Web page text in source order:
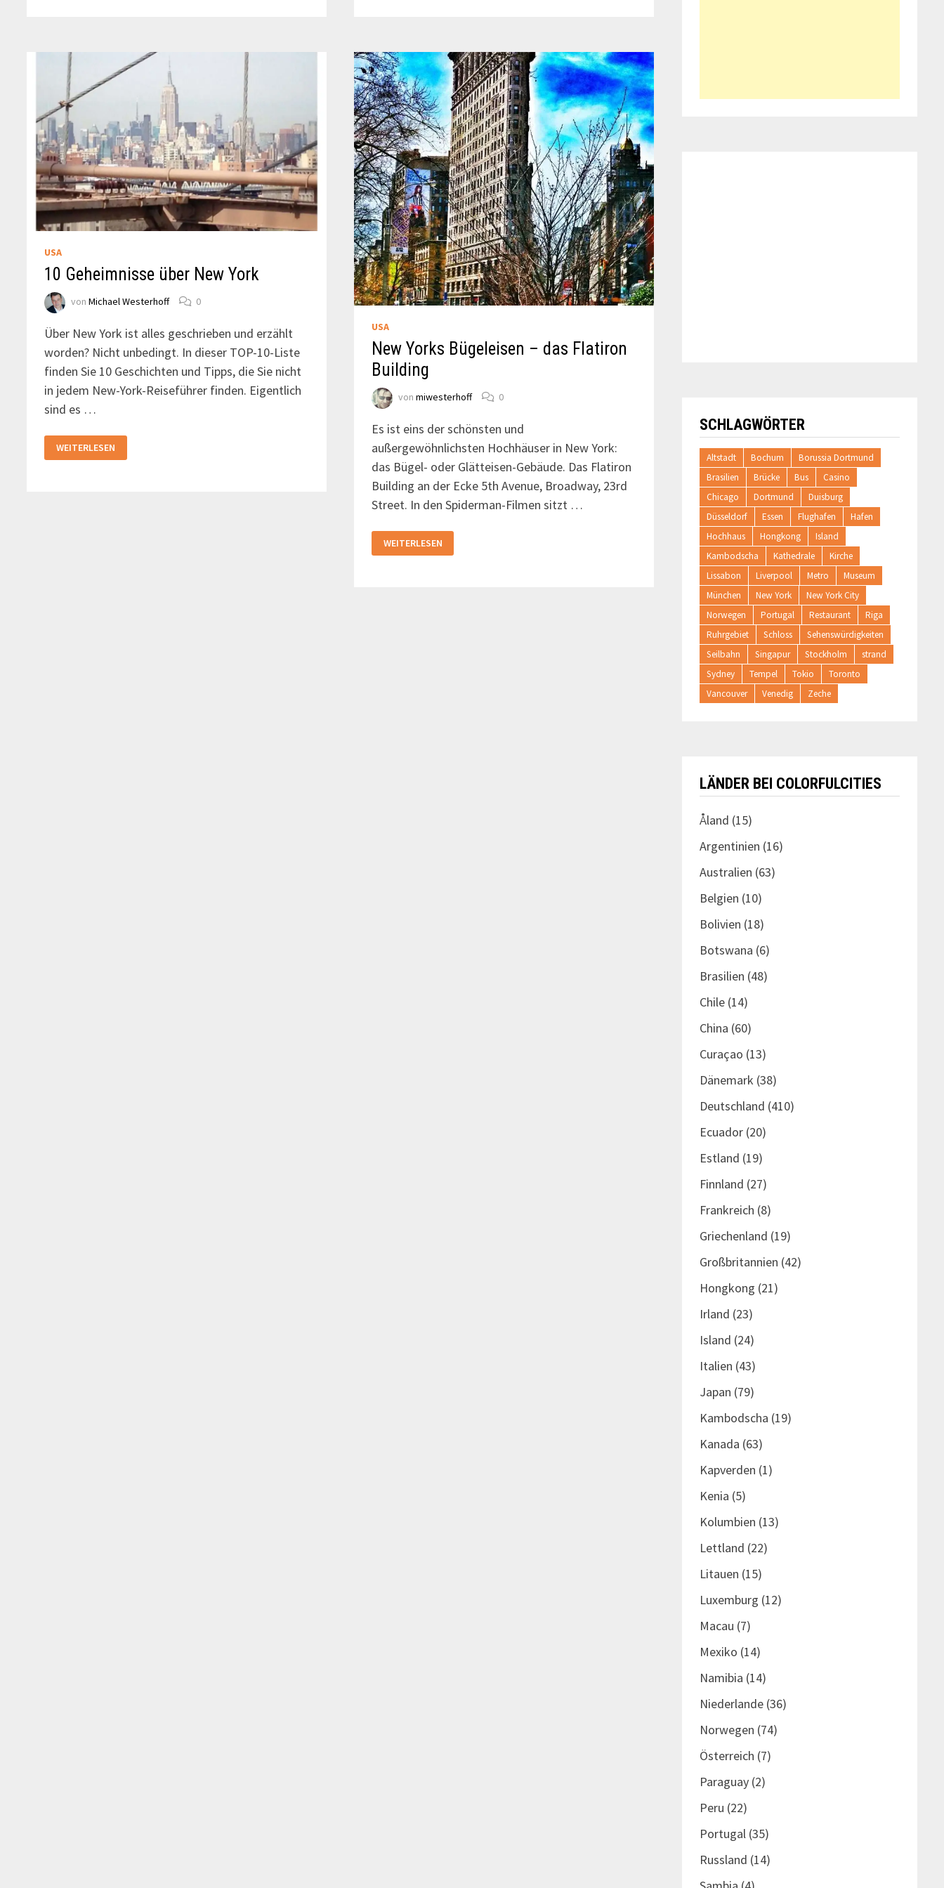
USA
10 Geheimnisse über New York
vonMichael Westerhoff 0
Über New York ist alles geschrieben und erzählt
worden? Nicht unbedingt. In dieser TOP-10-Liste
finden Sie 10 Geschichten und Tipps, die Sie nicht
in jedem New-York-Reiseführer finden. Eigentlich
sind es …
GEHEIMNISSE
ÜBER
WEITERLESEN
USA
New Yorks Bügeleisen – das Flatiron
Building
von miwesterhoff 0
Es ist eins der schönsten und
außergewöhnlichsten Hochhäuser in New York:
das Bügel- oder Glätteisen-Gebäude. Das Flatiron
Building an der Ecke 5th Avenue, Broadway, 23rd
Street. In den Spiderman-Filmen sitzt …
NEW
YORKS
BÜGELEISEN
WEITERLESEN
SCHLAGWÖRTER
Altstadt Bochum
Borussia Dortmund
Brasilien
Brücke Bus
Casino
Chicago
Dortmund
Duisburg
Düsseldorf
Essen Flughafen
Hafen
Hochhaus
Hongkong
Island
Kambodscha
Kathedrale
Kirche
Lissabon
Liverpool Metro
Museum
München
New York
New York City
Norwegen
Portugal Restaurant
Riga
Ruhrgebiet
Schloss
Sehenswürdigkeiten
Seilbahn
Singapur Stockholm
strand
Sydney
Tempel Tokio
Toronto
Vancouver
Venedig Zeche
LÄNDER BEI COLORFULCITIES
Åland (15)
Argentinien (16)
Australien (63)
Belgien (10)
Bolivien (18)
Botswana (6)
Brasilien (48)
Chile(14)
China (60)
Curaçao (13)
Dänemark (38)
Deutschland (410)
Ecuador(20)
Estland (19)
Finnland (27)
Frankreich (8)
Griechenland (19)
Großbritannien (42)
Hongkong (21)
Irland (23)
Island (24)
Italien (43)
Japan (79)
Kambodscha (19)
Kanada (63)
Kapverden (1)
Kenia (5)
Kolumbien (13)
Lettland (22)
Litauen (15)
Luxemburg (12)
Macau (7)
Mexiko (14)
Namibia (14)
Niederlande(36)
Norwegen (74)
Österreich (7)
Paraguay(2)
Peru (22)
Portugal(35)
Russland (14)